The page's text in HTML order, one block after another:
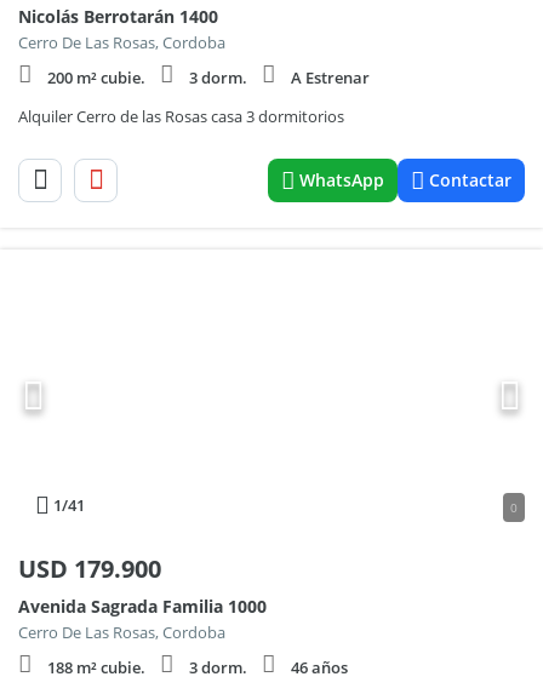
Nicolás Berrotarán 1400
Cerro De Las Rosas, Cordoba
200 m² cubie.
3 dorm.
A Estrenar
Alquiler Cerro de las Rosas casa 3 dormitorios
WhatsApp Contactar
1/41 0
USD 179.900
Avenida Sagrada Familia 1000
Cerro De Las Rosas, Cordoba
188 m² cubie.
3 dorm.
46 años